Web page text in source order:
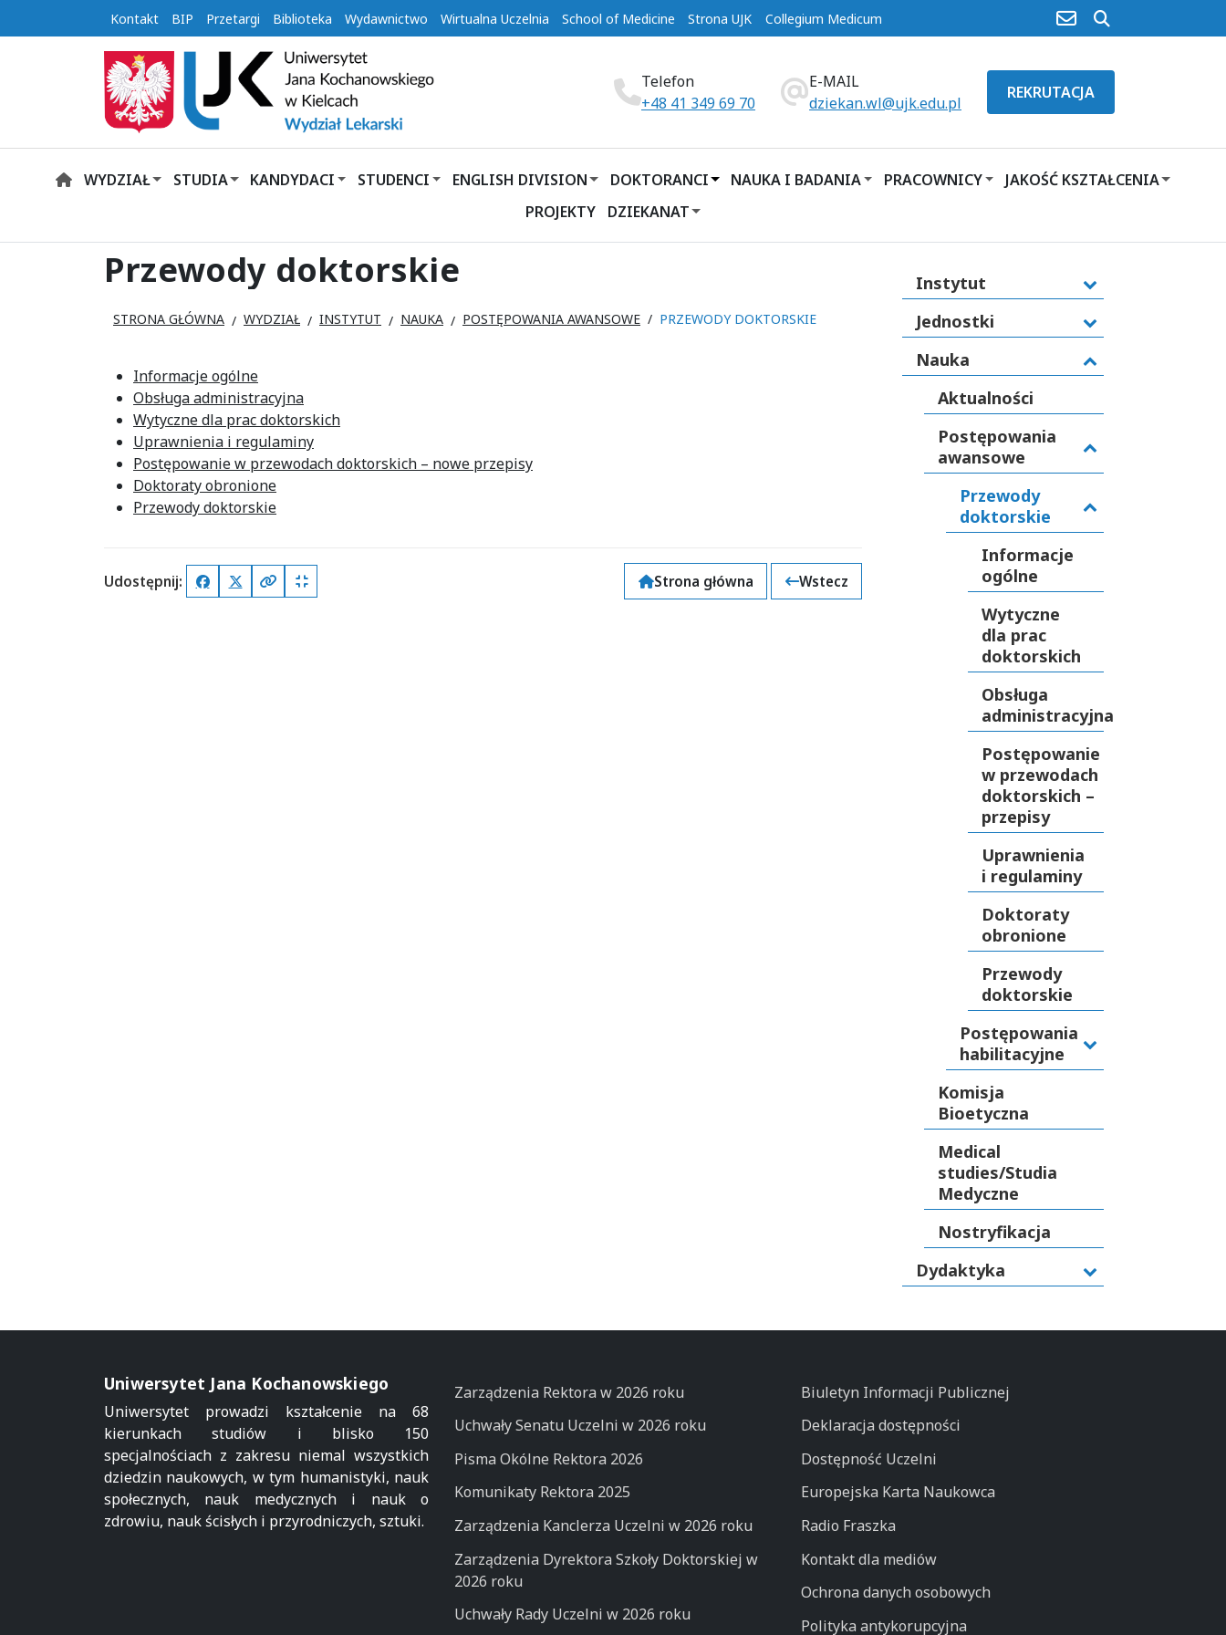
Kontakt BIP Przetargi Biblioteka Wydawnictwo Wirtualna Uczelnia School of Medicine Strona UJK Collegium Medicum poczta
Telefon
+48 41 349 69 70
E-MAIL
dziekan.wl@ujk.edu.pl
REKRUTACJA
HOMEWYDZIAŁ STUDIA KANDYDACI STUDENCI ENGLISH DIVISION DOKTORANCI NAUKA I BADANIA PRACOWNICY
JAKOŚĆ KSZTAŁCENIA
PROJEKTY
DZIEKANAT
Przewody doktorskie
STRONA GŁÓWNA WYDZIAŁ INSTYTUT NAUKA POSTĘPOWANIA AWANSOWE PRZEWODY DOKTORSKIE
Informacje ogólne
Obsługa administracyjna
Wytyczne dla prac doktorskich
Uprawnienia i regulaminy
Postępowanie w przewodach doktorskich – nowe przepisy
Doktoraty obronione
Przewody doktorskie
Udostępnij: FacebookX (Twitter)
Kopiuj pełny link
Kopiuj krótki link Strona główna Wstecz
Instytut
Jednostki
Nauka
Aktualności
Postępowania
awansowe
Przewody
doktorskie
Informacje
ogólne
Wytyczne
dla prac
doktorskich
Obsługa
administracyjna
Postępowanie
w przewodach
doktorskich –
przepisy
Uprawnienia
i regulaminy
Doktoraty
obronione
Przewody
doktorskie
Postępowania
habilitacyjne
Komisja
Bioetyczna
Medical
studies/Studia
Medyczne
Nostryfikacja
Dydaktyka
Uniwersytet Jana Kochanowskiego
Uniwersytet prowadzi kształcenie na 68
kierunkach studiów i blisko 150
specjalnościach z zakresu niemal wszystkich
dziedzin naukowych, w tym humanistyki, nauk
społecznych, nauk medycznych i nauk o
zdrowiu, nauk ścisłych i przyrodniczych, sztuki.
Zarządzenia Rektora w 2026 roku
Uchwały Senatu Uczelni w 2026 roku
Pisma Okólne Rektora 2026
Komunikaty Rektora 2025
Zarządzenia Kanclerza Uczelni w 2026 roku
Zarządzenia Dyrektora Szkoły Doktorskiej w
2026 roku
Uchwały Rady Uczelni w 2026 roku
Biuletyn Informacji Publicznej
Deklaracja dostępności
Dostępność Uczelni
Europejska Karta Naukowca
Radio Fraszka
Kontakt dla mediów
Ochrona danych osobowych
Polityka antykorupcyjna